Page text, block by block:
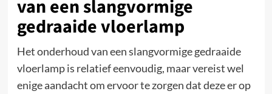
van een slangvormige
gedraaide vloerlamp
Het onderhoud van een slangvormige gedraaide
vloerlamp is relatief eenvoudig, maar vereist wel
enige aandacht om ervoor te zorgen dat deze er op